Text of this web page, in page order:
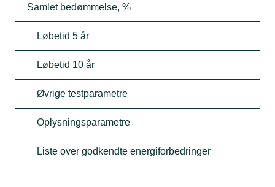
Samlet bedømmelse, %
Løbetid 5 år
Løbetid 10 år
Øvrige testparametre
Oplysningsparametre
Liste over godkendte energiforbedringer